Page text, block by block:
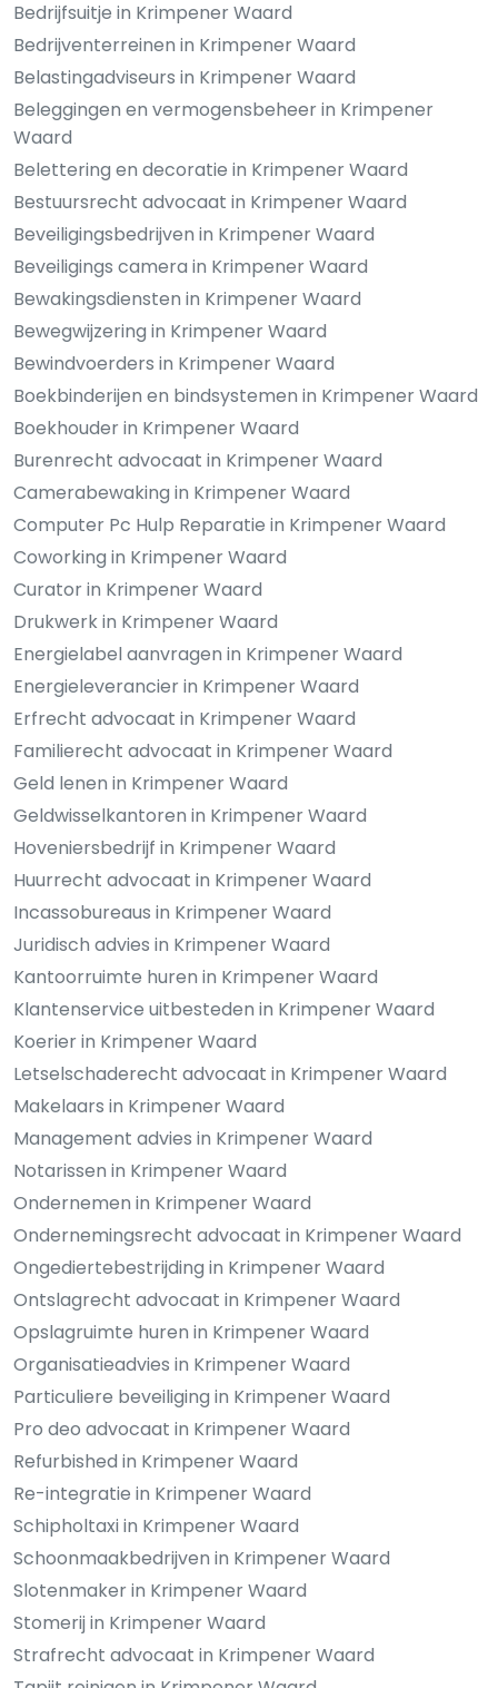
Bedrijfsuitje in Krimpener Waard
Bedrijventerreinen in Krimpener Waard
Belastingadviseurs in Krimpener Waard
Beleggingen en vermogensbeheer in Krimpener
Waard
Belettering en decoratie in Krimpener Waard
Bestuursrecht advocaat in Krimpener Waard
Beveiligingsbedrijven in Krimpener Waard
Beveiligings camera in Krimpener Waard
Bewakingsdiensten in Krimpener Waard
Bewegwijzering in Krimpener Waard
Bewindvoerders in Krimpener Waard
Boekbinderijen en bindsystemen in Krimpener Waard
Boekhouder in Krimpener Waard
Burenrecht advocaat in Krimpener Waard
Camerabewaking in Krimpener Waard
Computer Pc Hulp Reparatie in Krimpener Waard
Coworking in Krimpener Waard
Curator in Krimpener Waard
Drukwerk in Krimpener Waard
Energielabel aanvragen in Krimpener Waard
Energieleverancier in Krimpener Waard
Erfrecht advocaat in Krimpener Waard
Familierecht advocaat in Krimpener Waard
Geld lenen in Krimpener Waard
Geldwisselkantoren in Krimpener Waard
Hoveniersbedrijf in Krimpener Waard
Huurrecht advocaat in Krimpener Waard
Incassobureaus in Krimpener Waard
Juridisch advies in Krimpener Waard
Kantoorruimte huren in Krimpener Waard
Klantenservice uitbesteden in Krimpener Waard
Koerier in Krimpener Waard
Letselschaderecht advocaat in Krimpener Waard
Makelaars in Krimpener Waard
Management advies in Krimpener Waard
Notarissen in Krimpener Waard
Ondernemen in Krimpener Waard
Ondernemingsrecht advocaat in Krimpener Waard
Ongediertebestrijding in Krimpener Waard
Ontslagrecht advocaat in Krimpener Waard
Opslagruimte huren in Krimpener Waard
Organisatieadvies in Krimpener Waard
Particuliere beveiliging in Krimpener Waard
Pro deo advocaat in Krimpener Waard
Refurbished in Krimpener Waard
Re-integratie in Krimpener Waard
Schipholtaxi in Krimpener Waard
Schoonmaakbedrijven in Krimpener Waard
Slotenmaker in Krimpener Waard
Stomerij in Krimpener Waard
Strafrecht advocaat in Krimpener Waard